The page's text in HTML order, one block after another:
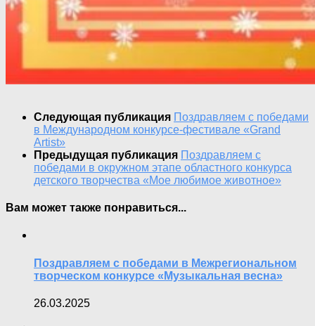
Следующая публикация Поздравляем с победами
в Международном конкурсе-фестивале «Grand
Artist»
Предыдущая публикация Поздравляем с
победами в окружном этапе областного конкурса
детского творчества «Мое любимое животное»
Вам может также понравиться...
Поздравляем с победами в Межрегиональном
творческом конкурсе «Музыкальная весна»
26.03.2025